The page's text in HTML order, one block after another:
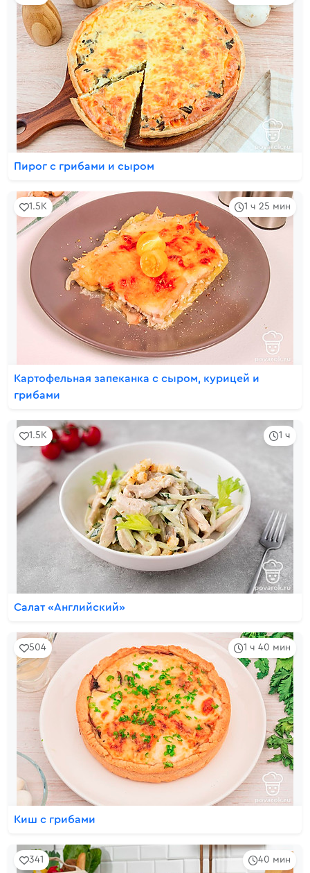
Пирог с грибами и сыром
1 ч 25 мин
1.5K
Картофельная запеканка с сыром, курицей и
грибами
1 ч
1.5K
Салат «Английский»
1 ч 40 мин
504
Киш с грибами
40 мин
341